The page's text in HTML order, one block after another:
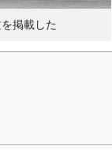
掲載した